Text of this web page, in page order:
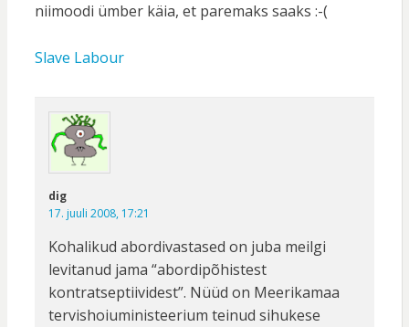
niimoodi ümber käia, et paremaks saaks :-(
Slave Labour
dig
17. juuli 2008, 17:21
Kohalikud abordivastased on juba meilgi
levitanud jama “abordipõhistest
kontratseptiividest”. Nüüd on Meerikamaa
tervishoiuministeerium teinud sihukese